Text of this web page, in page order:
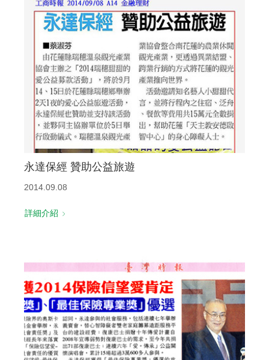
永達保經 贊助公益旅遊
2014.09.08
詳細介紹